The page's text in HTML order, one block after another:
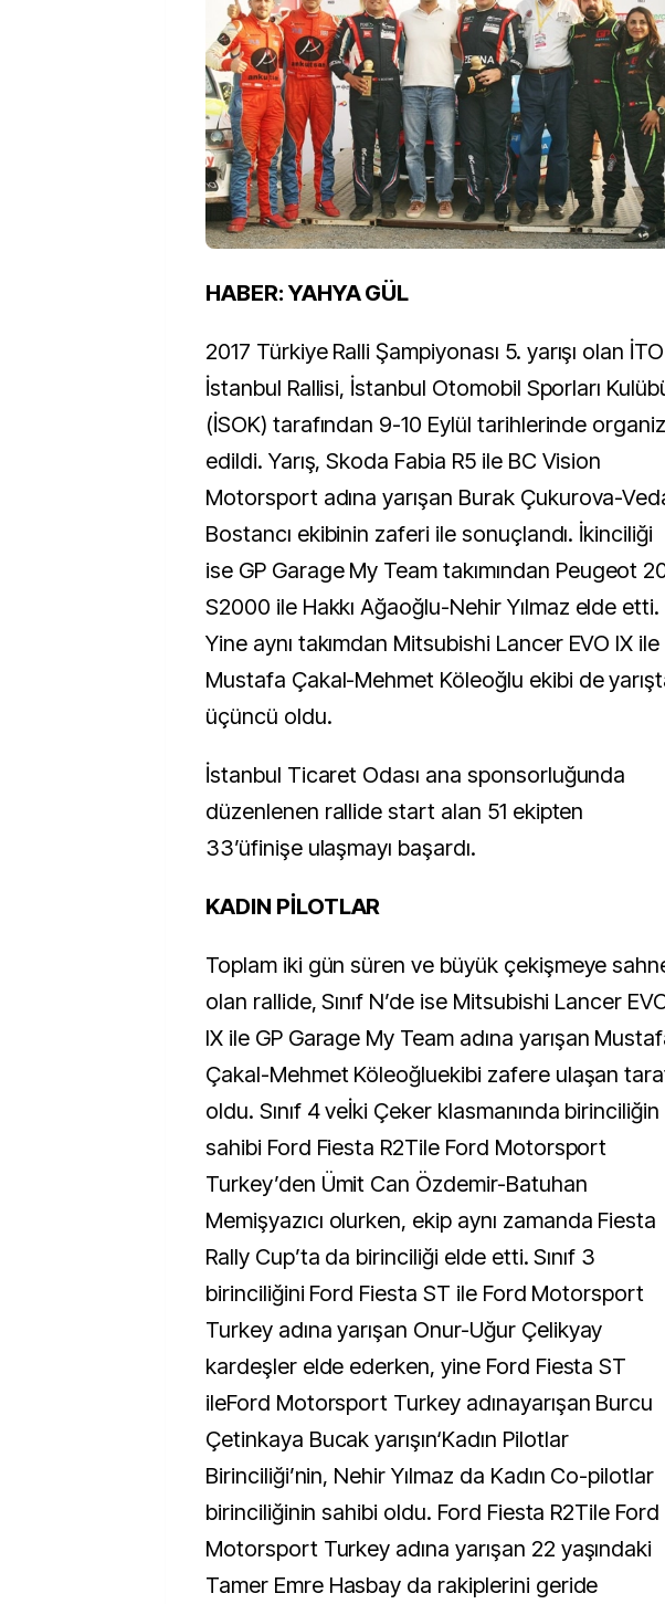
HABER: YAHYA GÜL
2017 Türkiye Ralli Şampiyonası 5. yarışı olan İTO
İstanbul Rallisi, İstanbul Otomobil Sporları
(İSOK) tarafından 9-10 Eylül tarihlerinde
edildi. Yarış, Skoda Fabia R5 ile BC Vision
Motorsport adına yarışan Burak Çukurova-
Bostancı ekibinin zaferi ile sonuçlandı. İkinciliği
ise GP Garage My Team takımından Peugeot
S2000 ile Hakkı Ağaoğlu-Nehir Yılmaz elde etti.
Yine aynı takımdan Mitsubishi Lancer EVO IX ile
Mustafa Çakal-Mehmet Köleoğlu ekibi de
üçüncü oldu.
İstanbul Ticaret Odası ana sponsorluğunda
düzenlenen rallide start alan 51 ekipten
33’üfinişe ulaşmayı başardı.
KADIN PİLOTLAR
Toplam iki gün süren ve büyük çekişmeye
olan rallide, Sınıf N’de ise Mitsubishi Lancer
IX ile GP Garage My Team adına yarışan
Çakal-Mehmet Köleoğluekibi zafere ulaşan
oldu. Sınıf 4 veİki Çeker klasmanında birinciliğin
sahibi Ford Fiesta R2Tile Ford Motorsport
Turkey’den Ümit Can Özdemir-Batuhan
Memişyazıcı olurken, ekip aynı zamanda Fiesta
Rally Cup’ta da birinciliği elde etti. Sınıf 3
birinciliğini Ford Fiesta ST ile Ford Motorsport
Turkey adına yarışan Onur-Uğur Çelikyay
kardeşler elde ederken, yine Ford Fiesta ST
ileFord Motorsport Turkey adınayarışan Burcu
Çetinkaya Bucak yarışın‘Kadın Pilotlar
Birinciliği’nin, Nehir Yılmaz da Kadın Co-pilotlar
birinciliğinin sahibi oldu. Ford Fiesta R2Tile Ford
Motorsport Turkey adına yarışan 22 yaşındaki
Tamer Emre Hasbay da rakiplerini geride